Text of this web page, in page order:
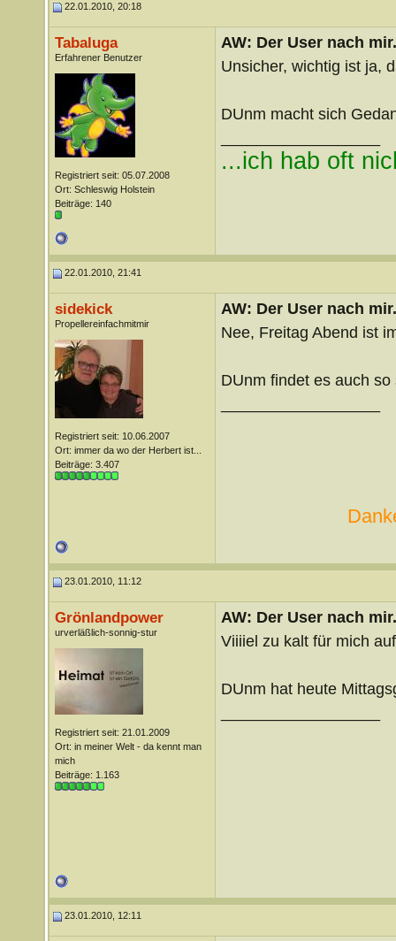
22.01.2010, 20:18
Tabaluga
Erfahrener Benutzer
Registriert seit: 05.07.2008
Ort: Schleswig Holstein
Beiträge: 140
AW: Der User nach
Unsicher, wichtig ist ja,
DUnm macht sich
...ich hab oft
22.01.2010, 21:41
sidekick
Propellereinfachmitmir
Registriert seit: 10.06.2007
Ort: immer da wo der Herbert ist...
Beiträge: 3.407
AW: Der User nach
Nee, Freitag Abend ist
DUnm findet es auch
23.01.2010, 11:12
Grönlandpower
urverläßlich-sonnig-stur
Registriert seit: 21.01.2009
Ort: in meiner Welt - da kennt man
mich
Beiträge: 1.163
AW: Der User nach
Viiiiel zu kalt für mich
DUnm hat heute
23.01.2010, 12:11